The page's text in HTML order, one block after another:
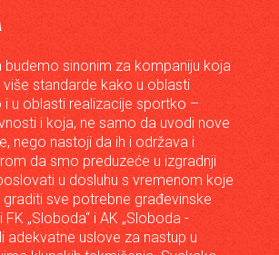
budemo sinonim za kompaniju koja
standarde kako u oblasti
u oblasti realizacije sportko –
i koja, ne samo da uvodi nove
nego nastoji da ih i održava i
da smo preduzeće u izgradnji
u dosluhu s vremenom koje
sve potrebne građevinske
„Sloboda“ i AK „Sloboda -
adekvatne uslove za nastup u